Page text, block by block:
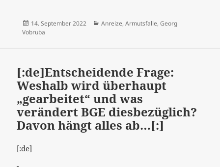
Veröffentlicht
am
14. September 2022 Kategorien
Anreize, Armutsfalle, Georg
Vobruba
[:de]Entscheidende Frage:
Weshalb wird überhaupt
„gearbeitet“ und was
verändert BGE diesbezüglich?
Davon hängt alles ab…[:]
[:de]